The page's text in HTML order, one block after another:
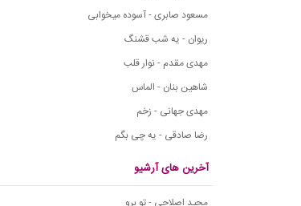
مسعود صابری - آسوده میخوابی
ریوان - یه شب قشنگ
مهدی مقدم - نوار قلب
شاهین بنان - الماس
مهدی جهانی - زخم
رضا صادقی - یه چی بگم
آخرین های آرشیو